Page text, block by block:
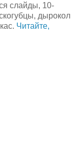
слайды, 10-
дырокол
Читайте,